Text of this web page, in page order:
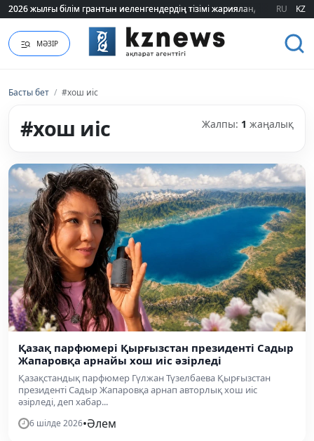
2026 жылғы білім грантын иеленгендердің тізімі жарияланды (ТІЗІМ)
2026 жылғы білім грантын иеленгендердің тізімі жарияланды (ТІЗІМ)
RU KZ
МӘЗІР
Басты бет / #хош иіс
#хош иіс Жалпы: 1 жаңалық
Қазақ парфюмері Қырғызстан президенті Садыр
Жапаровқа арнайы хош иіс әзірледі
Қазақстандық парфюмер Гүлжан Түзелбаева Қырғызстан
президенті Садыр Жапаровқа арнап авторлық хош иіс
әзірледі, деп хабар...
6 шілде 2026•Әлем